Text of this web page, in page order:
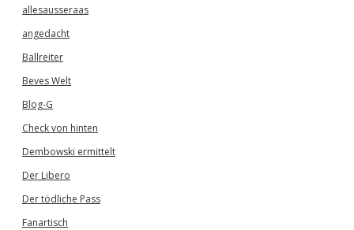
allesausseraas
angedacht
Ballreiter
Beves Welt
Blog-G
Check von hinten
Dembowski ermittelt
Der Libero
Der tödliche Pass
Fanartisch